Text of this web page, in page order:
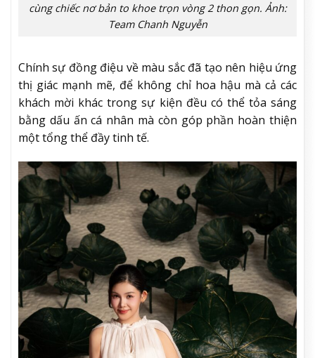
cùng chiếc nơ bản to khoe trọn vòng 2 thon gọn. Ảnh:
Team Chanh Nguyễn
Chính sự đồng điệu về màu sắc đã tạo nên hiệu ứng
thị giác mạnh mẽ, để không chỉ hoa hậu mà cả các
khách mời khác trong sự kiện đều có thể tỏa sáng
bằng dấu ấn cá nhân mà còn góp phần hoàn thiện
một tổng thể đầy tinh tế.